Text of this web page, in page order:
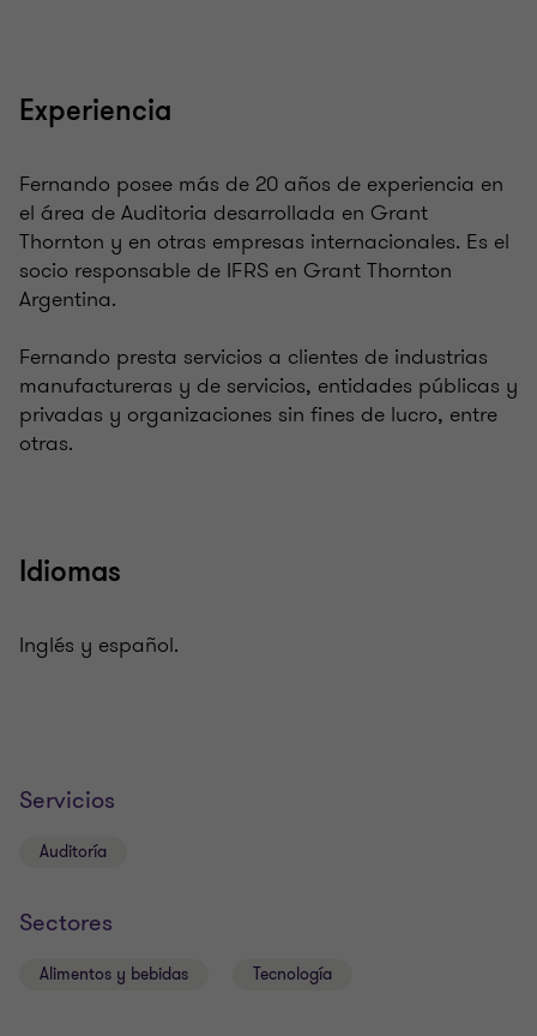
Experiencia
Fernando posee más de 20 años de experiencia en
el área de Auditoria desarrollada en Grant
Thornton y en otras empresas internacionales. Es el
socio responsable de IFRS en Grant Thornton
Argentina.
Fernando presta servicios a clientes de industrias
manufactureras y de servicios, entidades públicas y
privadas y organizaciones sin fines de lucro, entre
otras.
Idiomas
Inglés y español.
Servicios
Auditoría
Sectores
Alimentos y bebidas Tecnología